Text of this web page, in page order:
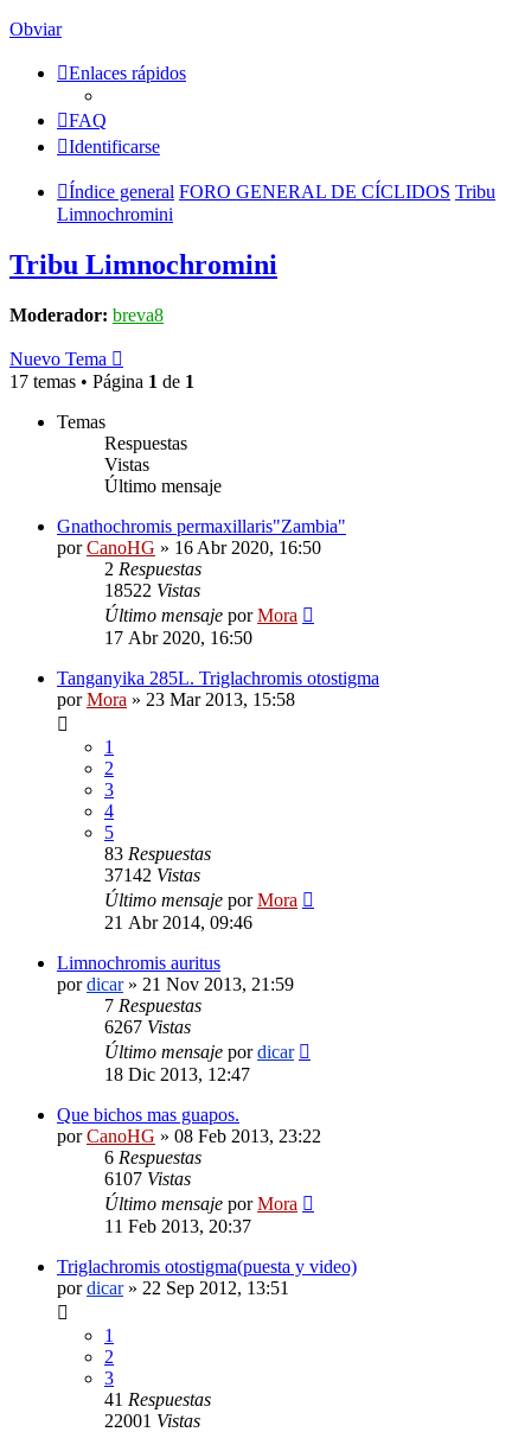
Obviar
Enlaces rápidos
FAQ
Identificarse
Índice general FORO GENERAL DE CÍCLIDOS Tribu
Limnochromini
Tribu Limnochromini
Moderador: breva8
Nuevo Tema
17 temas • Página 1 de 1
Temas
Respuestas
Vistas
Último mensaje
Gnathochromis permaxillaris"Zambia"
porCanoHG » 16 Abr 2020, 16:50
2 Respuestas
18522 Vistas
Último mensaje porMora
17 Abr 2020, 16:50
Tanganyika 285L. Triglachromis otostigma
porMora » 23 Mar 2013, 15:58
1
2
3
4
5
83 Respuestas
37142 Vistas
Último mensaje porMora
21 Abr 2014, 09:46
Limnochromis auritus
pordicar» 21 Nov 2013, 21:59
7 Respuestas
6267 Vistas
Último mensaje pordicar
18 Dic 2013, 12:47
Que bichos mas guapos.
porCanoHG » 08 Feb 2013, 23:22
6 Respuestas
6107 Vistas
Último mensaje porMora
11 Feb 2013, 20:37
Triglachromis otostigma(puesta y video)
pordicar» 22 Sep 2012, 13:51
1
2
3
41 Respuestas
22001 Vistas